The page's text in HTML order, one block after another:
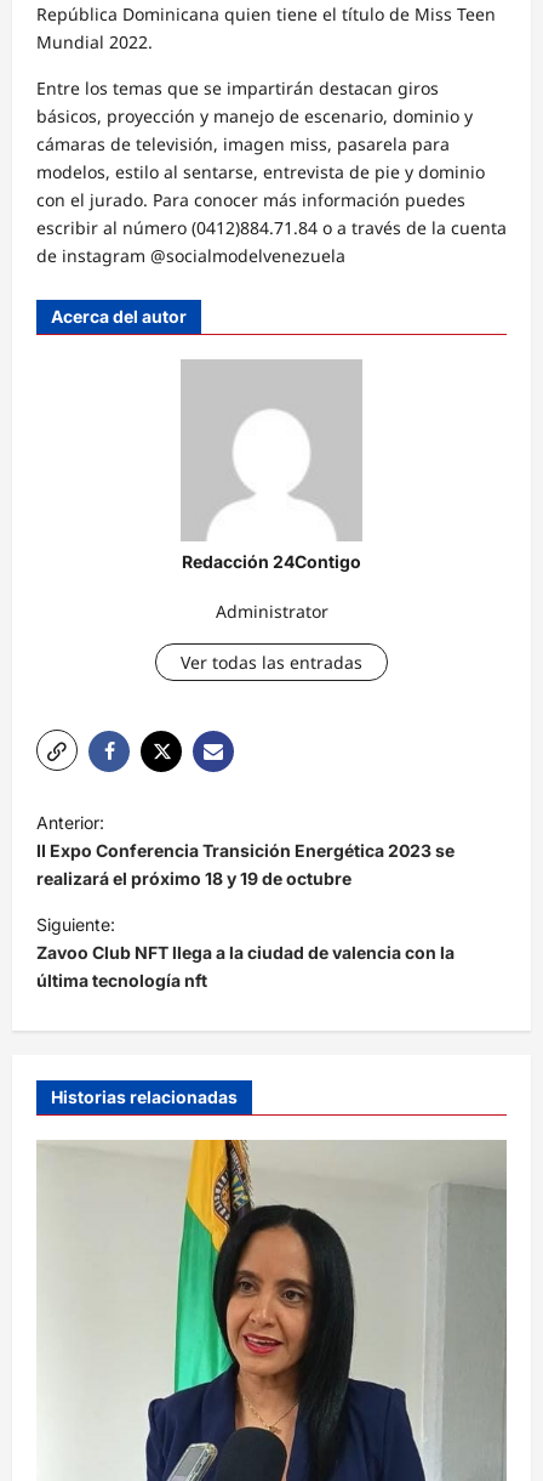
República Dominicana quien tiene el título de Miss Teen
Mundial 2022.
Entre los temas que se impartirán destacan giros
básicos, proyección y manejo de escenario, dominio y
cámaras de televisión, imagen miss, pasarela para
modelos, estilo al sentarse, entrevista de pie y dominio
con el jurado. Para conocer más información puedes
escribir al número (0412)884.71.84 o a través de la cuenta
de instagram @socialmodelvenezuela
Acerca del autor
Redacción 24Contigo
Administrator
Ver todas las entradas
a
v
e
g
a
c
ó
n
Anterior:
II Expo Conferencia Transición Energética 2023 se
realizará el próximo 18 y 19 de octubre
Siguiente:
Zavoo Club NFT llega a la ciudad de valencia con la
última tecnología nft
Historias relacionadas